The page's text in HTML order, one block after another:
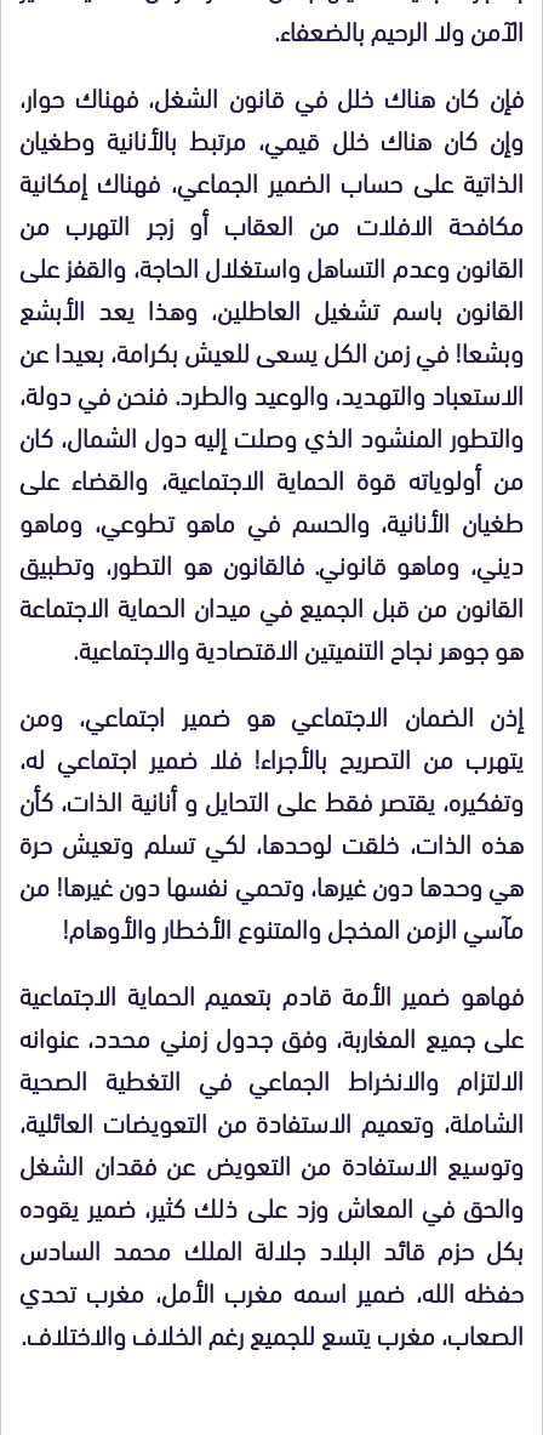
الآمن ولا الرحيم بالضعفاء.
فإن كان هناك خلل في قانون الشغل، فهناك حوار،
وإن كان هناك خلل قيمي، مرتبط بالأنانية وطغيان
الذاتية على حساب الضمير الجماعي، فهناك إمكانية
مكافحة الافلات من العقاب أو زجر التهرب من
القانون وعدم التساهل واستغلال الحاجة، والقفز على
القانون باسم تشغيل العاطلين، وهذا يعد الأبشع
وبشعا! في زمن الكل يسعى للعيش بكرامة، بعيدا عن
الاستعباد والتهديد، والوعيد والطرد. فنحن في دولة،
والتطور المنشود الذي وصلت إليه دول الشمال، كان
من أولوياته قوة الحماية الاجتماعية، والقضاء على
طغيان الأنانية، والحسم في ماهو تطوعي، وماهو
ديني، وماهو قانوني. فالقانون هو التطور، وتطبيق
القانون من قبل الجميع في ميدان الحماية الاجتماعة
هو جوهر نجاح التنميتين الاقتصادية والاجتماعية.
إذن الضمان الاجتماعي هو ضمير اجتماعي، ومن
يتهرب من التصريح بالأجراء! فلا ضمير اجتماعي له،
وتفكيره، يقتصر فقط على التحايل و أنانية الذات، كأن
هذه الذات، خلقت لوحدها، لكي تسلم وتعيش حرة
هي وحدها دون غيرها، وتحمي نفسها دون غيرها! من
مآسي الزمن المخجل والمتنوع الأخطار والأوهام!
فهاهو ضمير الأمة قادم بتعميم الحماية الاجتماعية
على جميع المغاربة، وفق جدول زمني محدد، عنوانه
الالتزام والانخراط الجماعي في التغطية الصحية
الشاملة، وتعميم الاستفادة من التعويضات العائلية،
وتوسيع الاستفادة من التعويض عن فقدان الشغل
والحق في المعاش وزد على ذلك كثير، ضمير يقوده
بكل حزم قائد البلاد جلالة الملك محمد السادس
حفظه الله، ضمير اسمه مغرب الأمل، مغرب تحدي
الصعاب، مغرب يتسع للجميع رغم الخلاف والاختلاف.